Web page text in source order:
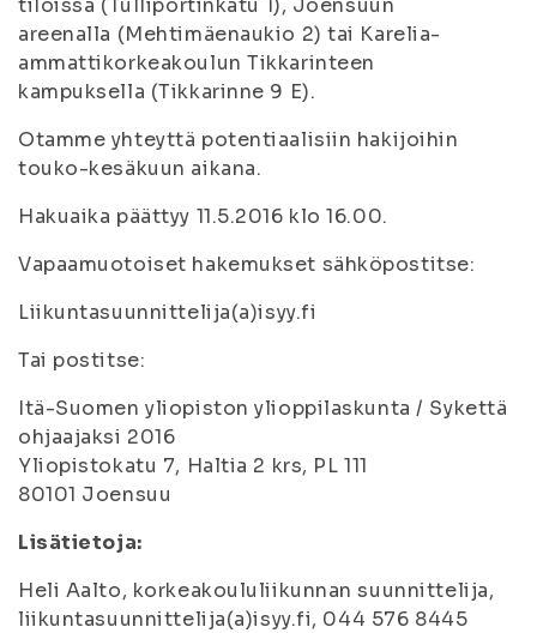
tiloissa (Tulliportinkatu 1), Joensuun
areenalla (Mehtimäenaukio 2) tai Karelia-
ammattikorkeakoulun Tikkarinteen
kampuksella (Tikkarinne 9 E).
Otamme yhteyttä potentiaalisiin hakijoihin
touko-kesäkuun aikana.
Hakuaika päättyy 11.5.2016 klo 16.00.
Vapaamuotoiset hakemukset sähköpostitse:
Liikuntasuunnittelija(a)isyy.fi
Tai postitse:
Itä-Suomen yliopiston ylioppilaskunta / Sykettä
ohjaajaksi 2016
Yliopistokatu 7, Haltia 2 krs, PL 111
80101 Joensuu
Lisätietoja:
Heli Aalto, korkeakoululiikunnan suunnittelija,
liikuntasuunnittelija(a)isyy.fi, 044 576 8445